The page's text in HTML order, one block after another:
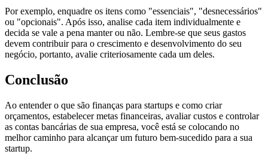
Por exemplo, enquadre os itens como "essenciais", "desnecessários"
ou "opcionais". Após isso, analise cada item individualmente e
decida se vale a pena manter ou não. Lembre-se que seus gastos
devem contribuir para o crescimento e desenvolvimento do seu
negócio, portanto, avalie criteriosamente cada um deles.
Conclusão
Ao entender o que são finanças para startups e como criar
orçamentos, estabelecer metas financeiras, avaliar custos e controlar
as contas bancárias de sua empresa, você está se colocando no
melhor caminho para alcançar um futuro bem-sucedido para a sua
startup.